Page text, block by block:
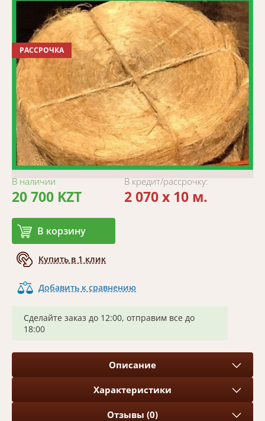
РАССРОЧКА
В наличии
20 700 KZT
В корзину
Купить в 1 клик
В кредит/рассрочку:
2 070 x 10 м.
Добавить к сравнению
Сделайте заказ до 12:00, отправим все до
18:00
Описание
Характеристики
Отзывы (0)